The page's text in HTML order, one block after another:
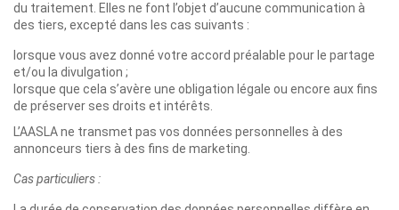
du traitement. Elles ne font l’objet d’aucune communication à
des tiers, excepté dans les cas suivants :
lorsque vous avez donné votre accord préalable pour le partage
et/ou la divulgation ;
lorsque que cela s’avère une obligation légale ou encore aux fins
de préserver ses droits et intérêts.
L’AASLA ne transmet pas vos données personnelles à des
annonceurs tiers à des fins de marketing.
Cas particuliers :